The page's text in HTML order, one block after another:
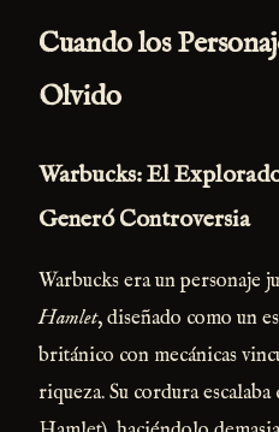
Cuando los
Olvido
Warbucks: El
Generó Controversia
Warbucks era un personaje
Hamlet, diseñado como un
británico con mecánicas
riqueza. Su cordura